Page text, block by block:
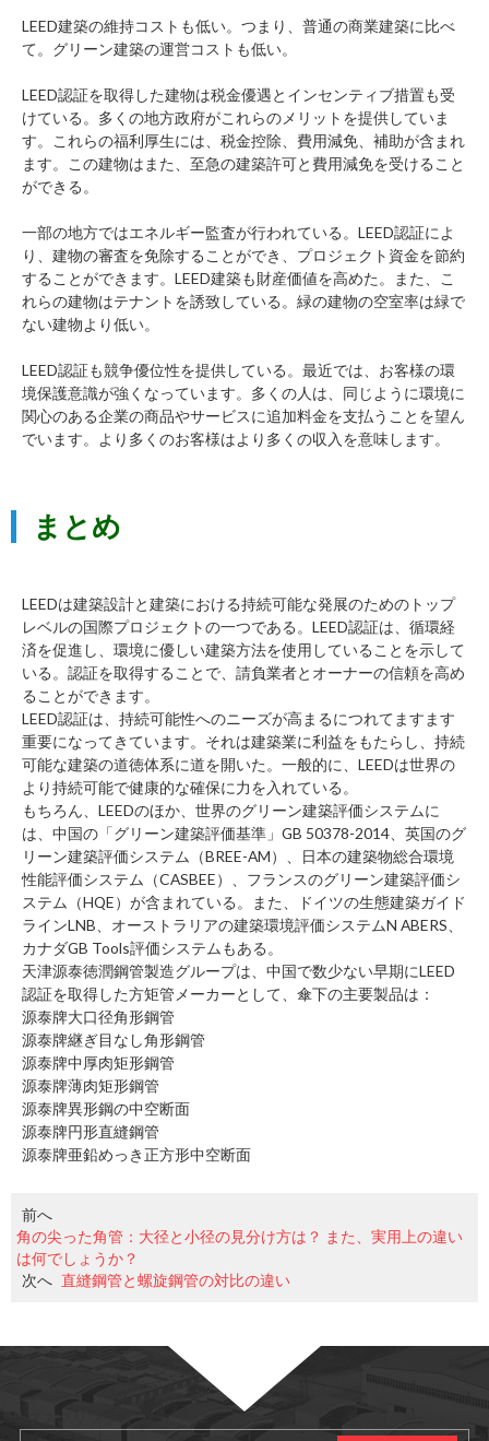
LEED建築の維持コストも低い。つまり、普通の商業建築に比べ
て。グリーン建築の運営コストも低い。
LEED認証を取得した建物は税金優遇とインセンティブ措置も受
けている。多くの地方政府がこれらのメリットを提供していま
す。これらの福利厚生には、税金控除、費用減免、補助が含まれ
ます。この建物はまた、至急の建築許可と費用減免を受けること
ができる。
一部の地方ではエネルギー監査が行われている。LEED認証によ
り、建物の審査を免除することができ、プロジェクト資金を節約
することができます。LEED建築も財産価値を高めた。また、こ
れらの建物はテナントを誘致している。緑の建物の空室率は緑で
ない建物より低い。
LEED認証も競争優位性を提供している。最近では、お客様の環
境保護意識が強くなっています。多くの人は、同じように環境に
関心のある企業の商品やサービスに追加料金を支払うことを望ん
でいます。より多くのお客様はより多くの収入を意味します。
まとめ
LEEDは建築設計と建築における持続可能な発展のためのトップ
レベルの国際プロジェクトの一つである。LEED認証は、循環経
済を促進し、環境に優しい建築方法を使用していることを示して
いる。認証を取得することで、請負業者とオーナーの信頼を高め
ることができます。
LEED認証は、持続可能性へのニーズが高まるにつれてますます
重要になってきています。それは建築業に利益をもたらし、持続
可能な建築の道徳体系に道を開いた。一般的に、LEEDは世界の
より持続可能で健康的な確保に力を入れている。
もちろん、LEEDのほか、世界のグリーン建築評価システムに
は、中国の「グリーン建築評価基準」GB 50378-2014、英国のグ
リーン建築評価システム（BREE-AM）、日本の建築物総合環境
性能評価システム（CASBEE）、フランスのグリーン建築評価シ
ステム（HQE）が含まれている。また、ドイツの生態建築ガイド
ラインLNB、オーストラリアの建築環境評価システムN ABERS、
カナダGB Tools評価システムもある。
天津源泰徳潤鋼管製造グループは、中国で数少ない早期にLEED
認証を取得した方矩管メーカーとして、傘下の主要製品は：
源泰牌大口径角形鋼管
源泰牌継ぎ目なし角形鋼管
源泰牌中厚肉矩形鋼管
源泰牌薄肉矩形鋼管
源泰牌異形鋼の中空断面
源泰牌円形直縫鋼管
源泰牌亜鉛めっき正方形中空断面
前へ
角の尖った角管：大径と小径の見分け方は？ また、実用上の違い
は何でしょうか？
次へ 直縫鋼管と螺旋鋼管の対比の違い
サブスクリプション